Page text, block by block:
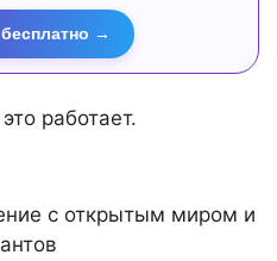
→
работает.
с открытым миром и